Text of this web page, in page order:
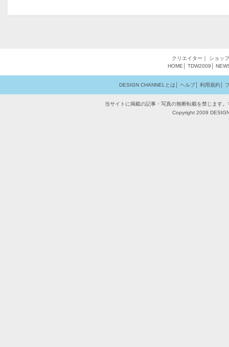
クリエイター ｜ ショップ
HOME
TDW2009
DESIGN CHANNELとは ヘルプ│ 利用規約│
当サイトに掲載の記事・写真の無断転載を禁じます
Copyright 2009